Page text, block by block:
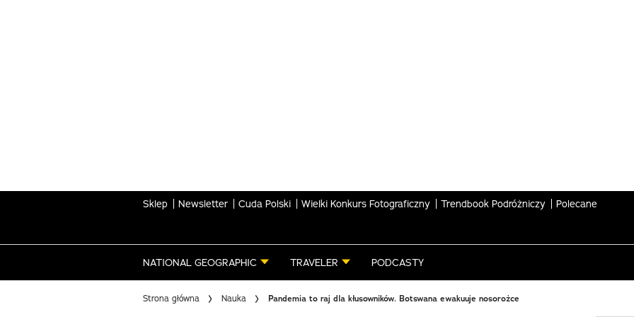
Sklep Newsletter Cuda Polski Wielki Konkurs Fotograficzny Trendbook Podróżniczy Polecane
NATIONAL GEOGRAPHIC TRAVELER PODCASTY
Strona główna Nauka Pandemia to raj dla kłusowników. Botswana ewakuuje nosorożce